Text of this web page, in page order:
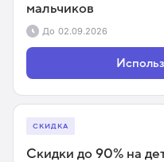
мальчиков
До 02.09.2026
СКИДКА
Скидки до 90% на